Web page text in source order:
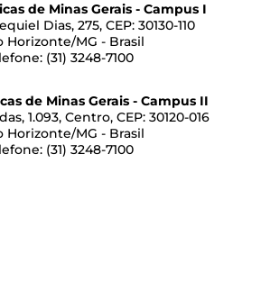
de Minas Gerais - Campus I
Dias, 275, CEP: 30130-110
Horizonte/MG - Brasil
(31) 3248-7100
de Minas Gerais - Campus II
1.093, Centro, CEP: 30120-016
Horizonte/MG - Brasil
(31) 3248-7100